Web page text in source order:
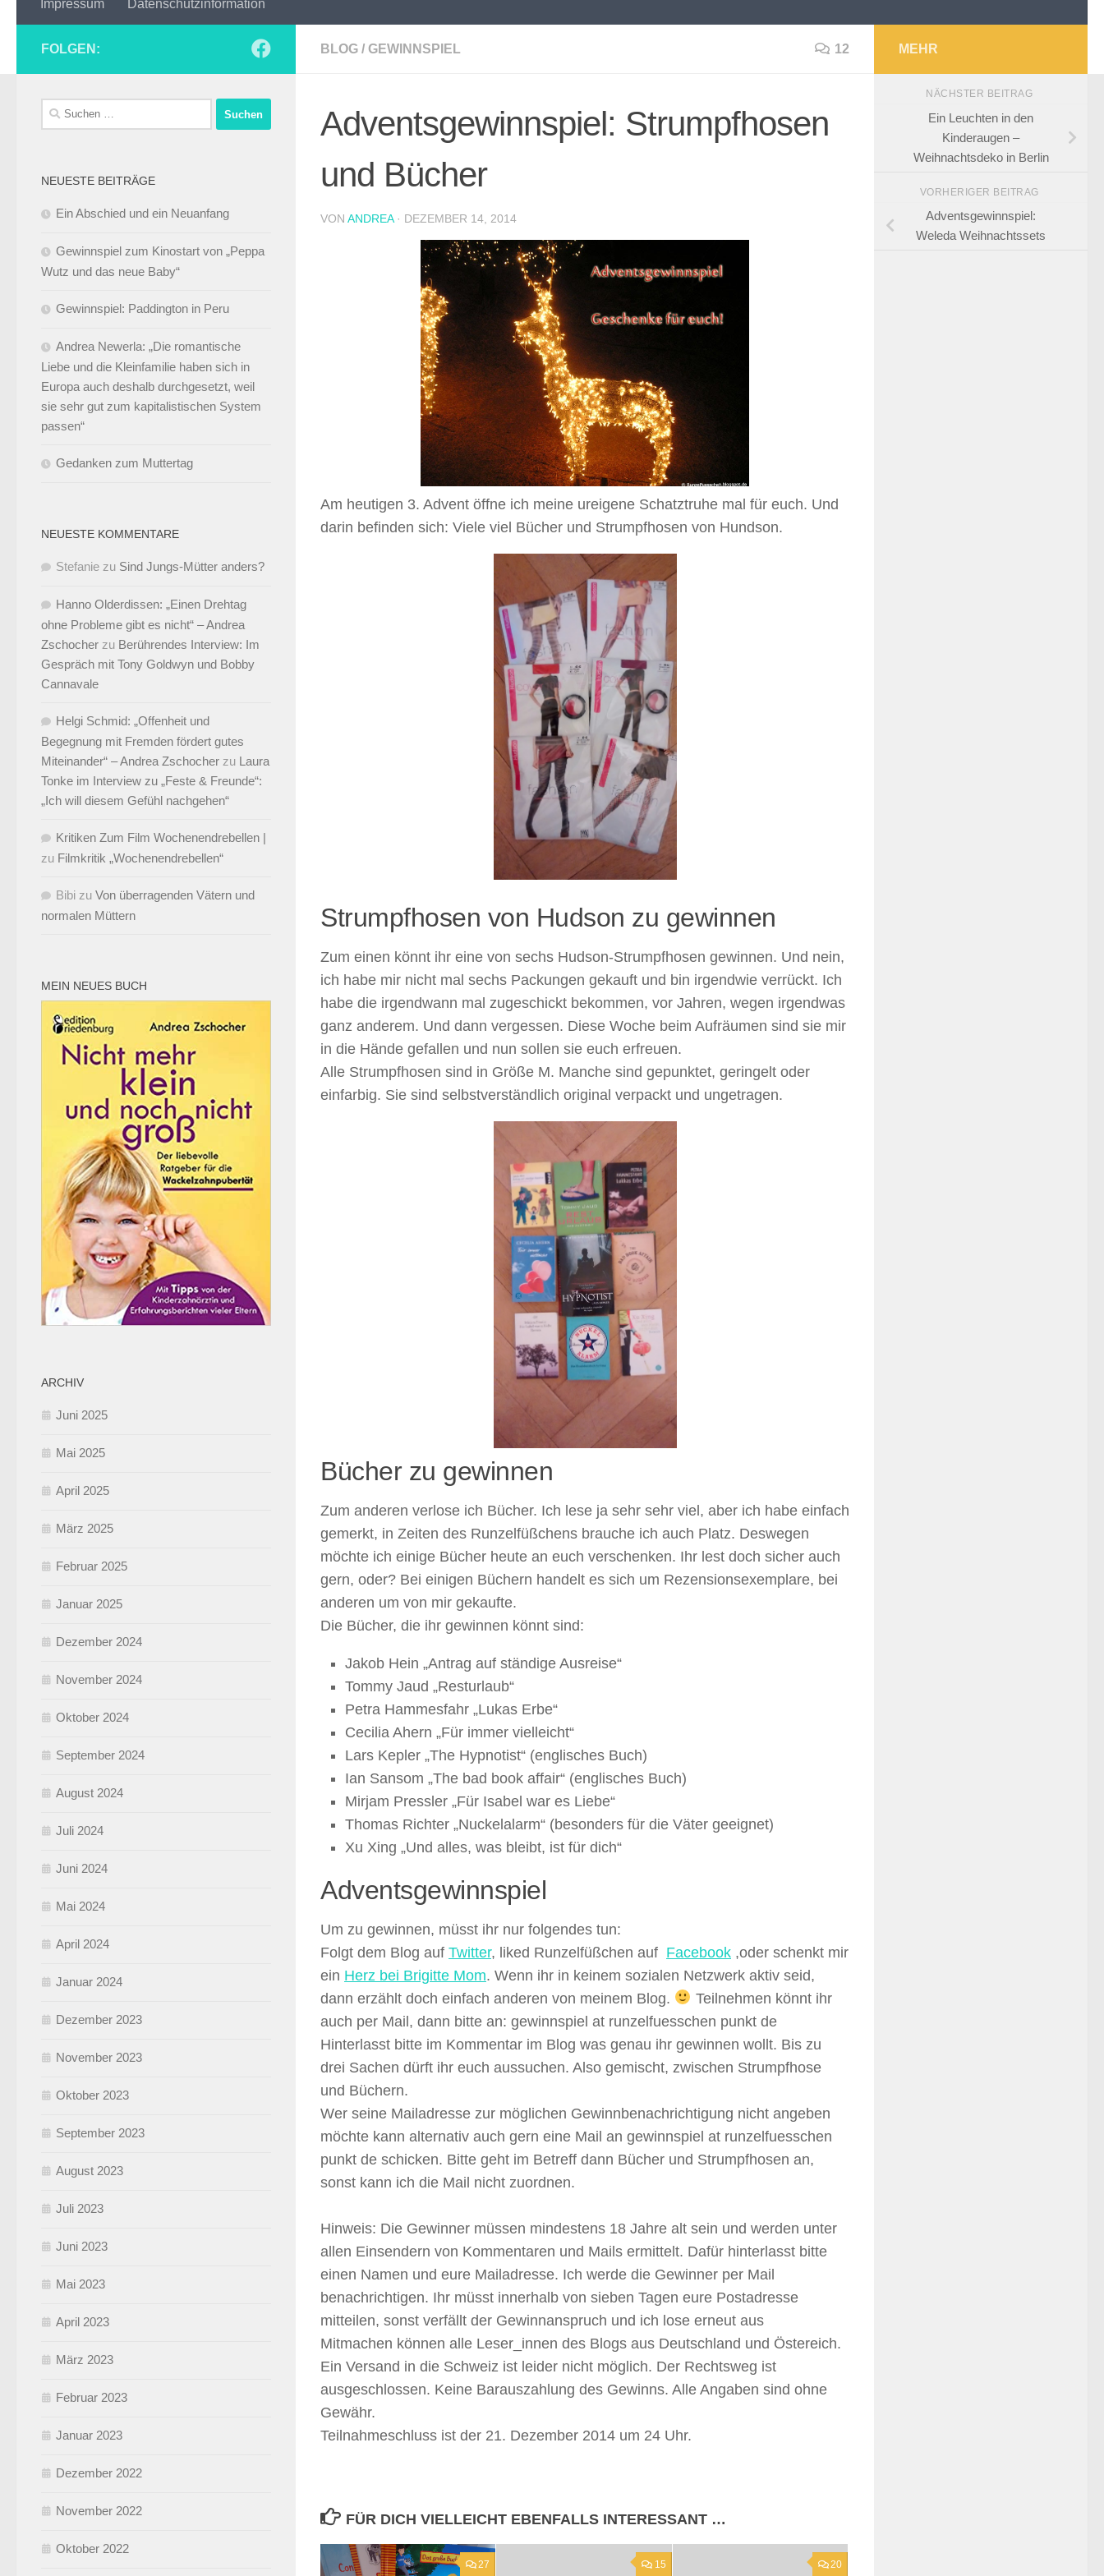
Impressum Datenschutzinformation
BLOG / GEWINNSPIEL 12
Adventsgewinnspiel: Strumpfhosen
und Bücher
VON ANDREA · DEZEMBER 14, 2014
Am heutigen 3. Advent öffne ich meine ureigene Schatztruhe mal für euch. Und
darin befinden sich: Viele viel Bücher und Strumpfhosen von Hundson.
Strumpfhosen von Hudson zu gewinnen
Zum einen könnt ihr eine von sechs Hudson-Strumpfhosen gewinnen. Und nein,
ich habe mir nicht mal sechs Packungen gekauft und bin irgendwie verrückt. Ich
habe die irgendwann mal zugeschickt bekommen, vor Jahren, wegen irgendwas
ganz anderem. Und dann vergessen. Diese Woche beim Aufräumen sind sie mir
in die Hände gefallen und nun sollen sie euch erfreuen.
Alle Strumpfhosen sind in Größe M. Manche sind gepunktet, geringelt oder
einfarbig. Sie sind selbstverständlich original verpackt und ungetragen.
Bücher zu gewinnen
Zum anderen verlose ich Bücher. Ich lese ja sehr sehr viel, aber ich habe einfach
gemerkt, in Zeiten des Runzelfüßchens brauche ich auch Platz. Deswegen
möchte ich einige Bücher heute an euch verschenken. Ihr lest doch sicher auch
gern, oder? Bei einigen Büchern handelt es sich um Rezensionsexemplare, bei
anderen um von mir gekaufte.
Die Bücher, die ihr gewinnen könnt sind:
Jakob Hein „Antrag auf ständige Ausreise“
Tommy Jaud „Resturlaub“
Petra Hammesfahr „Lukas Erbe“
Cecilia Ahern „Für immer vielleicht“
Lars Kepler „The Hypnotist“ (englisches Buch)
Ian Sansom „The bad book affair“ (englisches Buch)
Mirjam Pressler „Für Isabel war es Liebe“
Thomas Richter „Nuckelalarm“ (besonders für die Väter geeignet)
Xu Xing „Und alles, was bleibt, ist für dich“
Adventsgewinnspiel
Um zu gewinnen, müsst ihr nur folgendes tun:
Folgt dem Blog auf Twitter, liked Runzelfüßchen auf Facebook ,oder schenkt mir
ein Herz bei Brigitte Mom. Wenn ihr in keinem sozialen Netzwerk aktiv seid,
dann erzählt doch einfach anderen von meinem Blog.
Teilnehmen könnt ihr
auch per Mail, dann bitte an: gewinnspiel at runzelfuesschen punkt de
Hinterlasst bitte im Kommentar im Blog was genau ihr gewinnen wollt. Bis zu
drei Sachen dürft ihr euch aussuchen. Also gemischt, zwischen Strumpfhose
und Büchern.
Wer seine Mailadresse zur möglichen Gewinnbenachrichtigung nicht angeben
möchte kann alternativ auch gern eine Mail an gewinnspiel at runzelfuesschen
punkt de schicken. Bitte geht im Betreff dann Bücher und Strumpfhosen an,
sonst kann ich die Mail nicht zuordnen.
Hinweis: Die Gewinner müssen mindestens 18 Jahre alt sein und werden unter
allen Einsendern von Kommentaren und Mails ermittelt. Dafür hinterlasst bitte
einen Namen und eure Mailadresse. Ich werde die Gewinner per Mail
benachrichtigen. Ihr müsst innerhalb von sieben Tagen eure Postadresse
mitteilen, sonst verfällt der Gewinnanspruch und ich lose erneut aus
Mitmachen können alle Leser_innen des Blogs aus Deutschland und Östereich.
Ein Versand in die Schweiz ist leider nicht möglich. Der Rechtsweg ist
ausgeschlossen. Keine Barauszahlung des Gewinns. Alle Angaben sind ohne
Gewähr.
Teilnahmeschluss ist der 21. Dezember 2014 um 24 Uhr.
FÜR DICH VIELLEICHT EBENFALLS INTERESSANT …
27 15 20
FOLGEN:
Suchen
nach:
NEUESTE BEITRÄGE
Ein Abschied und ein Neuanfang
Gewinnspiel zum Kinostart von „Peppa
Wutz und das neue Baby“
Gewinnspiel: Paddington in Peru
Andrea Newerla: „Die romantische
Liebe und die Kleinfamilie haben sich in
Europa auch deshalb durchgesetzt, weil
sie sehr gut zum kapitalistischen System
passen“
Gedanken zum Muttertag
NEUESTE KOMMENTARE
Stefanie zu Sind Jungs-Mütter anders?
Hanno Olderdissen: „Einen Drehtag
ohne Probleme gibt es nicht“ – Andrea
Zschocher zu Berührendes Interview: Im
Gespräch mit Tony Goldwyn und Bobby
Cannavale
Helgi Schmid: „Offenheit und
Begegnung mit Fremden fördert gutes
Miteinander“ – Andrea Zschocher zu Laura
Tonke im Interview zu „Feste & Freunde“:
„Ich will diesem Gefühl nachgehen“
Kritiken Zum Film Wochenendrebellen |
zu Filmkritik „Wochenendrebellen“
Bibi zu Von überragenden Vätern und
normalen Müttern
MEIN NEUES BUCH
ARCHIV
Juni 2025
Mai 2025
April 2025
März 2025
Februar 2025
Januar 2025
Dezember 2024
November 2024
Oktober 2024
September 2024
August 2024
Juli 2024
Juni 2024
Mai 2024
April 2024
Januar 2024
Dezember 2023
November 2023
Oktober 2023
September 2023
August 2023
Juli 2023
Juni 2023
Mai 2023
April 2023
März 2023
Februar 2023
Januar 2023
Dezember 2022
November 2022
Oktober 2022
MEHR
NÄCHSTER BEITRAG
Ein Leuchten in den
Kinderaugen –
Weihnachtsdeko in Berlin
VORHERIGER BEITRAG
Adventsgewinnspiel:
Weleda Weihnachtssets